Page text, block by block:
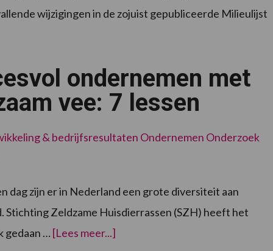
wijzigingen in de zojuist gepubliceerde Milieulijst
ondernemen met
vee: 7 lessen
& bedrijfsresultaten Ondernemen Onderzoek
dag zijn er in Nederland een grote diversiteit aan
Zeldzame Huisdierrassen (SZH) heeft het
gedaan … [Lees meer...]overSuccesvol
ondernemen